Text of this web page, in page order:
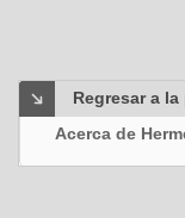
Regresar a
Acerca de